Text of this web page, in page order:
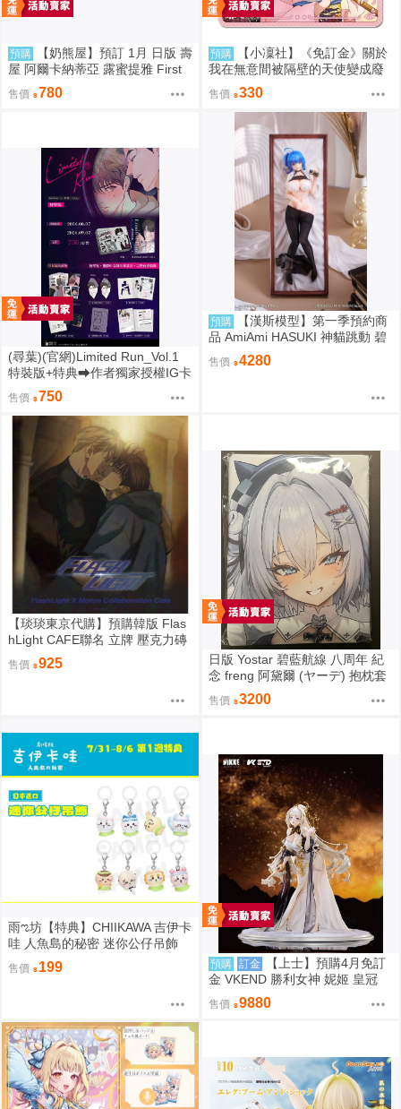
預購
【奶熊屋】預訂 1月 日版 壽
屋 阿爾卡納蒂亞 露蜜提雅 First
Engage 一般版 組裝模型 0816
售價 780
預購
【小凜社】《免訂金》關於
我在無意間被隔壁的天使變成廢
柴這件事2 椎名真晝 新年 萬聖節
紅葉 聖誕節 杯墊
售價 330
(尋葉)(官網)Limited Run_Vol.1
特裝版+特典⮕作者獨家授權IG卡
*1、作者獨家授權透卡*1(9/7預購
結束後將不提供) 26年11月預購
尋葉 漫畫特裝版 BL 買動漫
售價 750
預購
【漢斯模型】第一季預約商
品 AmiAmi HASUKI 神貓跳動 碧
藍航線 聖路易斯 抱枕圖原畫 1/6
PVC
售價 4280
【琰琰東京代購】預購韓版 Flas
hLight CAFE聯名 立牌 壓克力磚
小卡 19R 明信片組 插圖卡組 收
藏冊 艾倫 有鎮
售價 925
日版 Yostar 碧藍航線 八周年 紀
念 freng 阿黛爾 (ヤーデ) 抱枕套
C108
售價 3200
雨ಌ坊【特典】CHIIKAWA 吉伊卡
哇 人魚島的秘密 迷你公仔吊飾
（吉伊、小八、烏薩奇、小桃、
栗子、師傅、古本、獅薩）
售價 199 預購 訂金
【上士】預購4月免訂
金 VKEND 勝利女神 妮姬 皇冠
榮耀之花 1/4 附特典 1025
售價 9880